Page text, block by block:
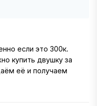
если это 300к.
купить двушку за
её и получаем